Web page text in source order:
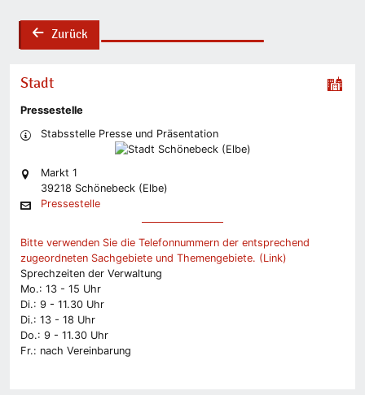
backZurück
Stadt
Pressestelle
Stabsstelle Presse und Präsentation
Markt 1
39218 Schönebeck (Elbe)
Pressestelle
Bitte verwenden Sie die Telefonnummern der entsprechend
zugeordneten Sachgebiete und Themengebiete. (Link)
Sprechzeiten der Verwaltung
Mo.: 13 - 15 Uhr
Di.: 9 - 11.30 Uhr
Di.: 13 - 18 Uhr
Do.: 9 - 11.30 Uhr
Fr.: nach Vereinbarung